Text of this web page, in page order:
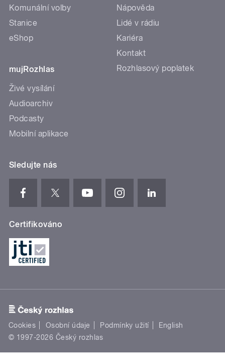
Komunální volby
Stanice
eShop
mujRozhlas
Živé vysílání
Audioarchiv
Podcasty
Mobilní aplikace
Nápověda
Lidé v rádiu
Kariéra
Kontakt
Rozhlasový poplatek
Sledujte nás
Certifikováno
Cookies Osobní údaje Podmínky užití
English
© 1997-2026 Český rozhlas